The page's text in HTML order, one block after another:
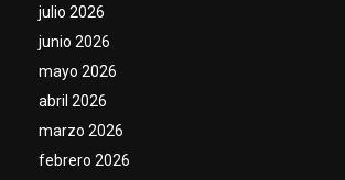
julio 2026
junio 2026
mayo 2026
abril 2026
marzo 2026
febrero 2026